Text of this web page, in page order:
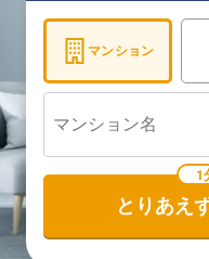
マンション
1
とりあえ